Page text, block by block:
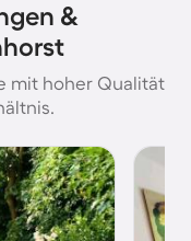
&
mit hoher Qualität